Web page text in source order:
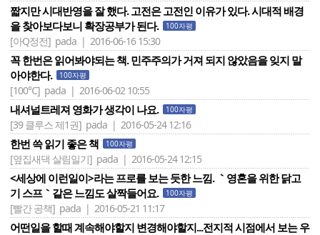
짧지만 시대반영을 잘 했다. 고전은 고전인 이유가 있다. 시대적 배경
을 찾아보다보니 확장공부가 된다.
100자평
[아Q정전] pada | 2016-06-16 15:30
꼭 한번은 읽어봐야되는 책. 민주주의가 거져 되지 않았음을 잊지 말
아야한다.
100자평
[100℃] pada | 2016-06-02 10:55
내셔널트레져 영화가 생각이 나요. 100자평
[39 클루스 제1권] pada | 2016-05-24 12:16
한번 쓱 읽기 좋은 책 100자평
[옆집새댁 살림일기] pada | 2016-05-24 12:15
<세상에 이런일이>라는 프로를 보는 듯한 느낌. ｀영혼을 위한 닭고
기 스프｀같은 느낌도 살짝들어요.
100자평
[빨간 공책] pada | 2016-05-21 11:17
어떤일을 할때 계속해야할지 변경해야할지...전지적 시점에서 보는 우